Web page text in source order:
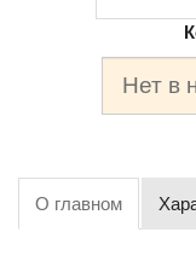
Нет в
О главном